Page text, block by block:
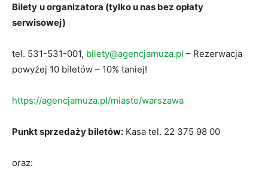
Bilety u organizatora (tylko u nas bez opłaty
serwisowej)
tel. 531-531-001, bilety@agencjamuza.pl – Rezerwacja
powyżej 10 biletów – 10% taniej!
https://agencjamuza.pl/miasto/warszawa
Punkt sprzedaży biletów: Kasa tel. 22 375 98 00
oraz: